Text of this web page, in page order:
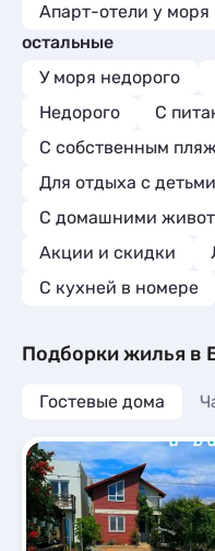
Апарт-отели у моря
остальные
У моря недорого
Недорого
С
С собственным
Для отдыха с детьми
С домашними
Акции и скидки
C кухней в номере
Подборки жилья в
Гостевые дома